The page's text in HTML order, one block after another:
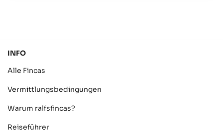
INFO
Alle Fincas
Vermittlungsbedingungen
Warum ralfsfincas?
Reiseführer